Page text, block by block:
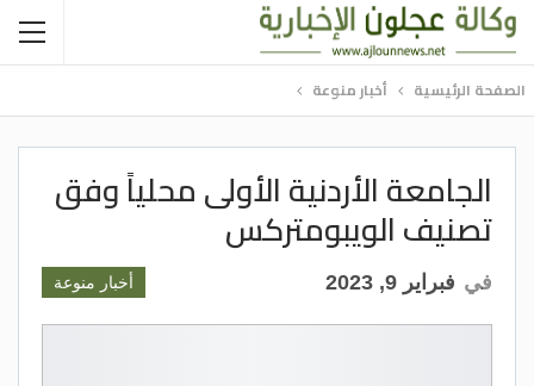
الصفحة الرئيسية أخبار منوعة
الجامعة الأردنية الأولى محلياً وفق
تصنيف الويبومتركس
أخبار منوعة في فبراير 9, 2023